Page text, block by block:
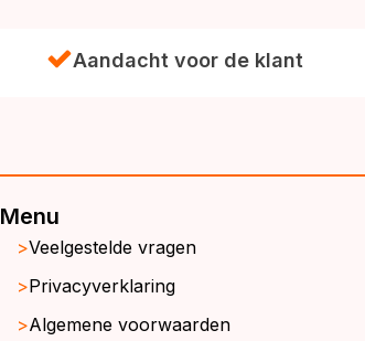
Aandacht voor de klant
Menu
Veelgestelde vragen
Privacyverklaring
Algemene voorwaarden